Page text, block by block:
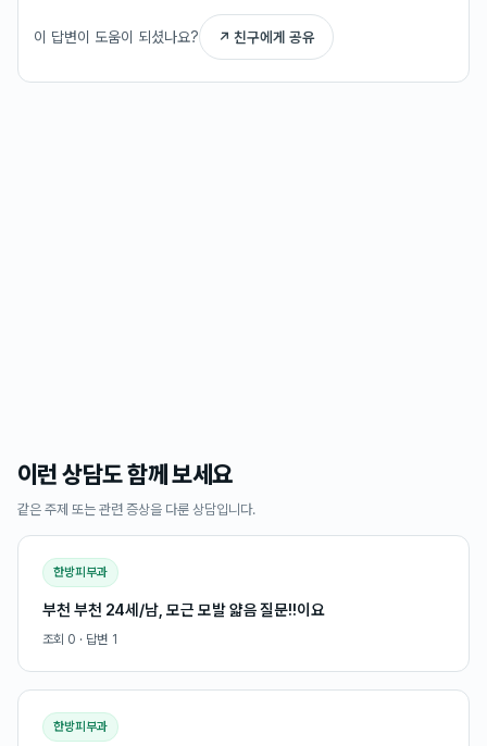
이 답변이 도움이 되셨나요? ↗ 친구에게 공유
이런 상담도 함께 보세요
같은 주제 또는 관련 증상을 다룬 상담입니다.
한방피부과
부천 부천 24세/남, 모근 모발 얇음 질문!!이요
조회 0 · 답변 1
한방피부과